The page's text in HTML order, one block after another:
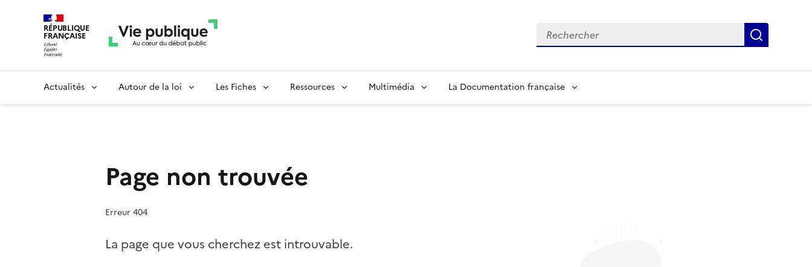
RÉPUBLIQUE
FRANÇAISE Recherche
Actualités Autour de la loi Les Fiches Ressources Multimédia La Documentation française
Page non trouvée
Erreur 404
La page que vous cherchez est introuvable.